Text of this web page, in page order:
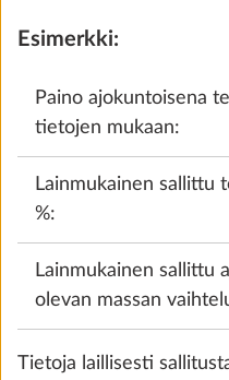
Termopeite sis.
Esimerkki:
Paino ajokuntoisena
tietojen mukaan:
Lainmukainen sallittu
%:
Lainmukainen sallittu
olevan massan
Tietoja laillisesti